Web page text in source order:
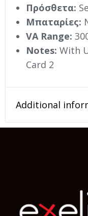
Πρόσθετα:
Μπαταρίες:
VA Range:
Notes: With
Card 2
Additional